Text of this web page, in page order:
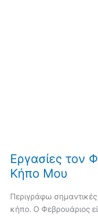
Εργασίες τον
Κήπο Μου
Περιγράφω
κήπο. Ο Φεβρουάριος